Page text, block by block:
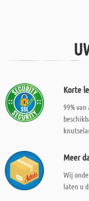
Korte
99%
Meer
Wij
laten u